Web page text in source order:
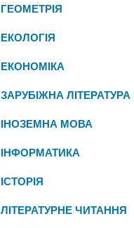
ГЕОМЕТРІЯ
ЕКОЛОГІЯ
ЕКОНОМІКА
ЗАРУБІЖНА ЛІТЕРАТУРА
ІНОЗЕМНА МОВА
ІНФОРМАТИКА
ІСТОРІЯ
ЛІТЕРАТУРНЕ ЧИТАННЯ